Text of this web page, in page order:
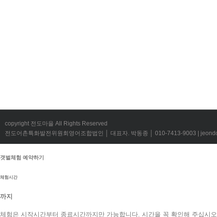
copyright 전도마을 All Rights Reserved
전도어촌특화발전위원회영어조합법인 │ 대표자. 박동종 │ 010-7413-9003 |
갯벌체험 예약하기
체험시간
까지
체험은 시작시간부터 종료시간까지만 가능합니다. 시간을 꼭 확인해 주십시